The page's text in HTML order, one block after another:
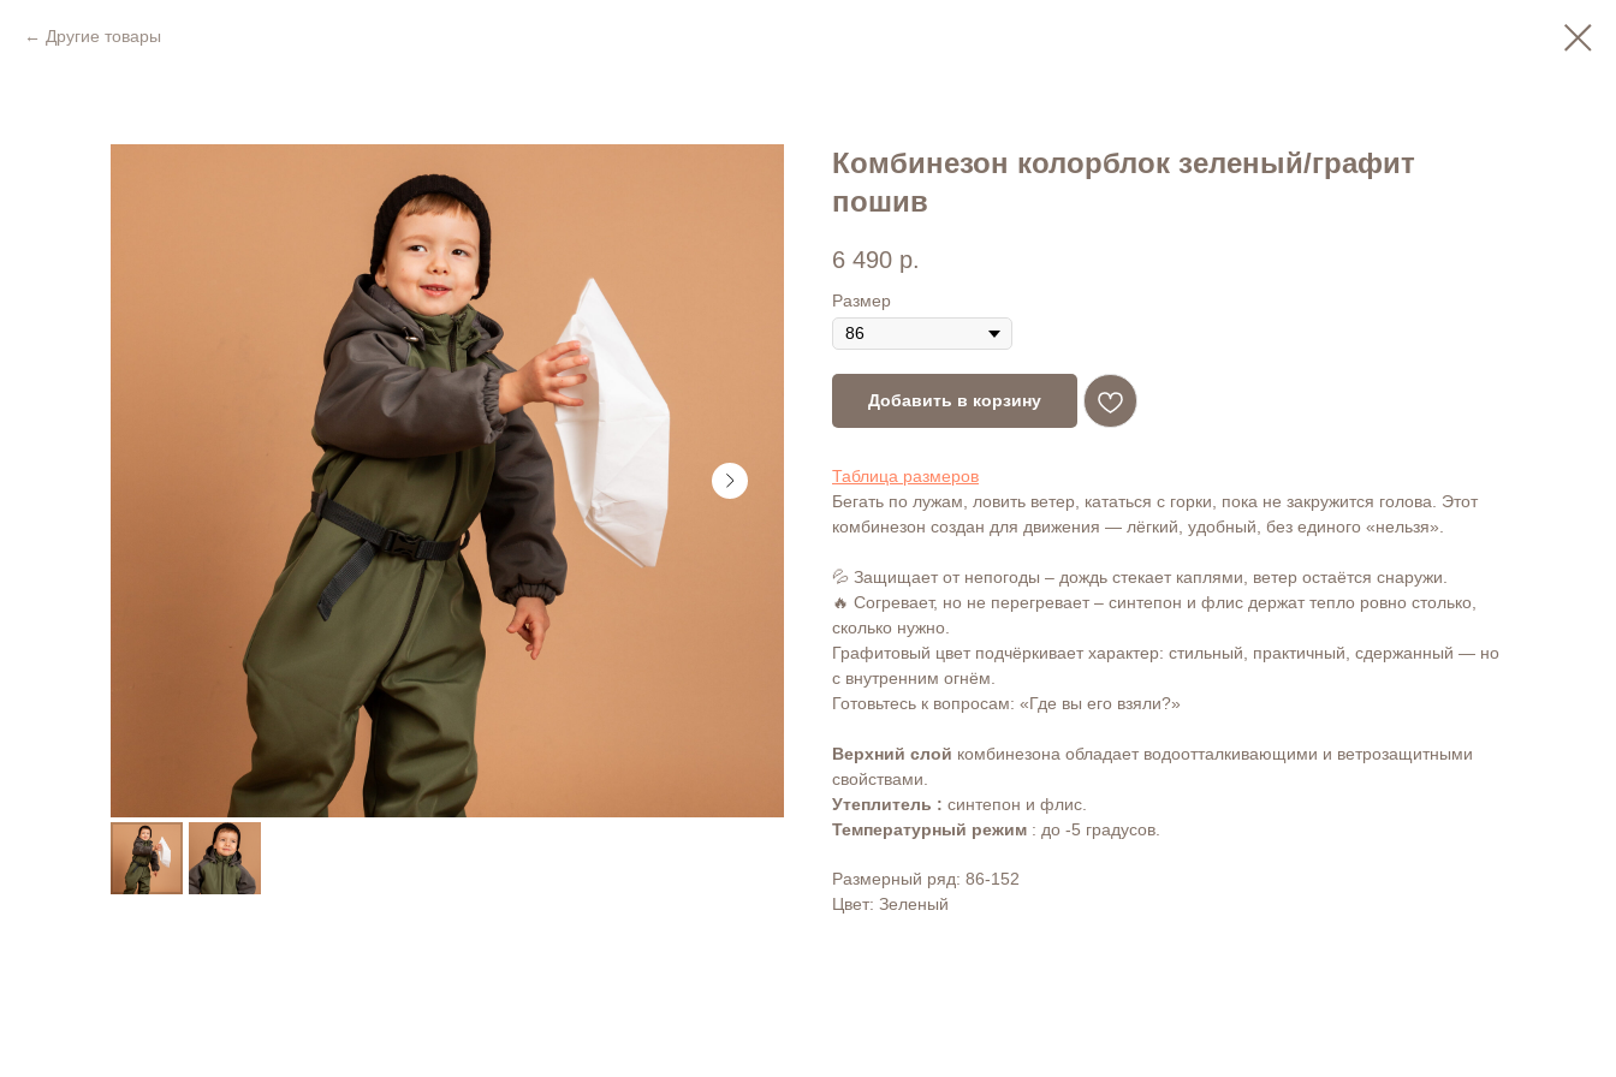
Другие товары
Комбинезон колорблок зеленый/графит
пошив
6 490 р.
Размер
Добавить в корзину
Таблица размеров
Бегать по лужам, ловить ветер, кататься с горки, пока не закружится голова. Этот
комбинезон создан для движения — лёгкий, удобный, без единого «нельзя».
💦 Защищает от непогоды – дождь стекает каплями, ветер остаётся снаружи.
🔥 Согревает, но не перегревает – синтепон и флис держат тепло ровно столько,
сколько нужно.
Графитовый цвет подчёркивает характер: стильный, практичный, сдержанный — но
с внутренним огнём.
Готовьтесь к вопросам: «Где вы его взяли?»
Верхний слой комбинезона обладает водоотталкивающими и ветрозащитными
свойствами.
Утеплитель : синтепон и флис.
Температурный режим : до -5 градусов.
Размерный ряд: 86-152
Цвет: Зеленый